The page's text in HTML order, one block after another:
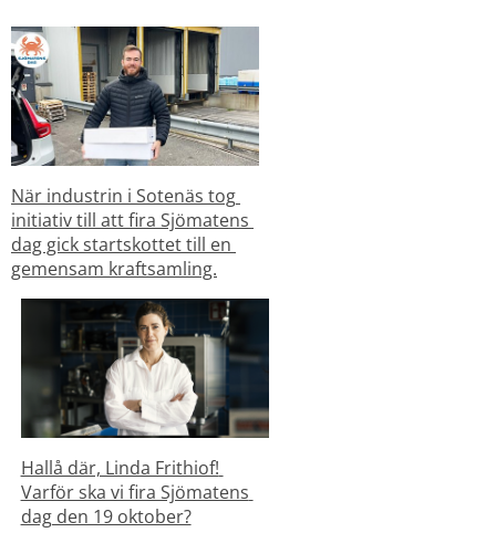
När industrin i Sotenäs tog
initiativ till att fira Sjömatens
dag gick startskottet till en
gemensam kraftsamling.
Hallå där, Linda Frithiof!
Varför ska vi fira Sjömatens
dag den 19 oktober?